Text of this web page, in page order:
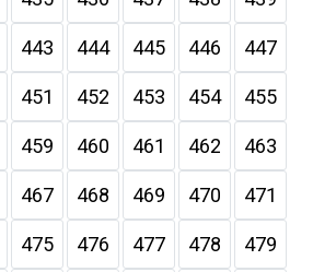
443 444 445 446 447
451 452 453 454 455
459 460 461 462 463
467 468 469 470 471
475 476 477 478 479